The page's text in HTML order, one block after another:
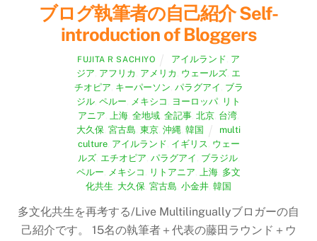
ブログ執筆者の自己紹介 Self-
introduction of Bloggers
FUJITA R SACHIYO アイルランド ア
ジア アフリカ アメリカ ウェールズ エ
チオピア キーパーソン パラグアイ ブラ
ジル ペルー メキシコ ヨーロッパ リト
アニア 上海 全地域 全記事 北京 台湾
大久保, 宮古島 東京, 沖縄, 韓国
multi
culture, アイルランド イギリス ウェー
ルズ, エチオピア パラグアイ ブラジル,
ペルー メキシコ リトアニア 上海 多文
化共生 大久保 宮古島 小金井 韓国
多文化共生を再考する/Live Multilinguallyブロガーの自
己紹介です。 15名の執筆者＋代表の藤田ラウンド＋ウ